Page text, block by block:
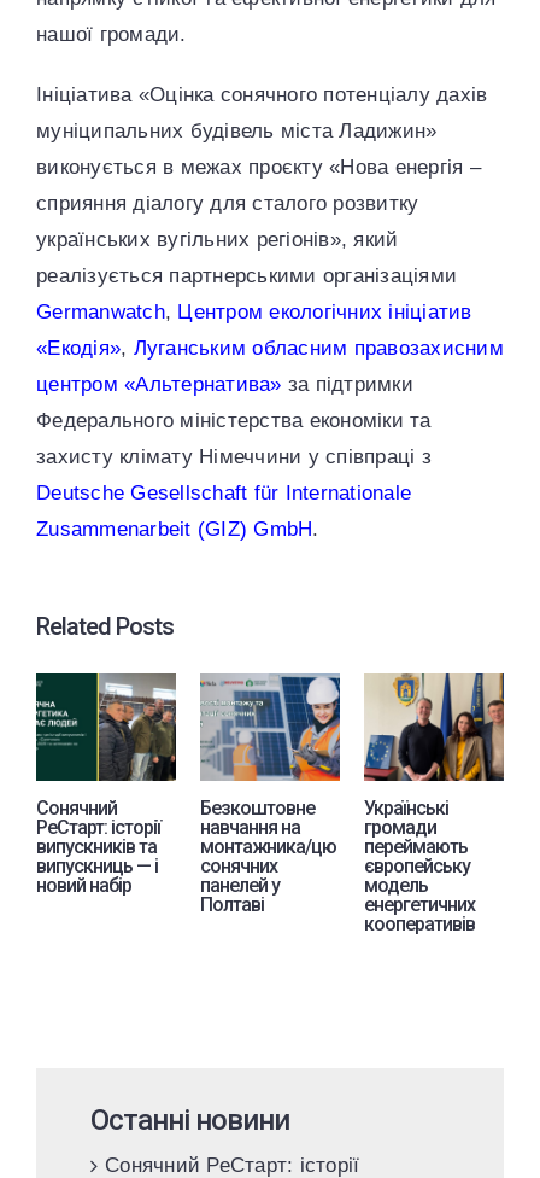
нашої громади.
Ініціатива «Оцінка сонячного потенціалу дахів
муніципальних будівель міста Ладижин»
виконується в межах проєкту «Нова енергія –
сприяння діалогу для сталого розвитку
українських вугільних регіонів», який
реалізується партнерськими організаціями
Germanwatch, Центром екологічних ініціатив
«Екодія», Луганським обласним правозахисним
центром «Альтернатива» за підтримки
Федерального міністерства економіки та
захисту клімату Німеччини у співпраці з
Deutsche Gesellschaft für Internationale
Zusammenarbeit (GIZ) GmbH.
Related Posts
Сонячний
РеСтарт: історії
випускників та
випускниць — і
новий набір
Безкоштовне
навчання на
монтажника/цю
сонячних
панелей у
Полтаві
Українські
громади
переймають
європейську
модель
енергетичних
кооперативів
Останні новини
Сонячний РеСтарт: історії